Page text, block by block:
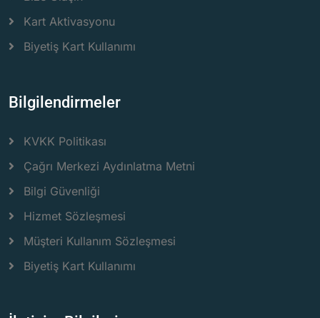
Kart Aktivasyonu
Biyetiş Kart Kullanımı
Bilgilendirmeler
KVKK Politikası
Çağrı Merkezi Aydınlatma Metni
Bilgi Güvenliği
Hizmet Sözleşmesi
Müşteri Kullanım Sözleşmesi
Biyetiş Kart Kullanımı